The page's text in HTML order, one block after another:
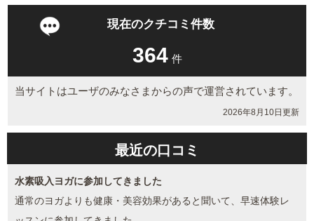
現在のクチコミ件数
364 件
当サイトはユーザのみなさまからの声で運営されています。
2026年8月10日更新
最近の口コミ
水素吸入ヨガに参加してきました
通常のヨガよりも健康・美容効果があると聞いて、早速体験レ